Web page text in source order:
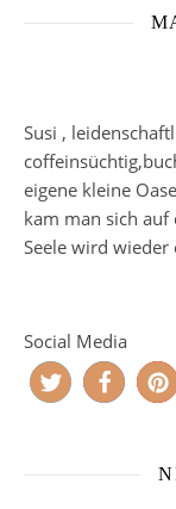
Susi ,
eigene kleine
kam man sich auf
Seele wird
Social Media